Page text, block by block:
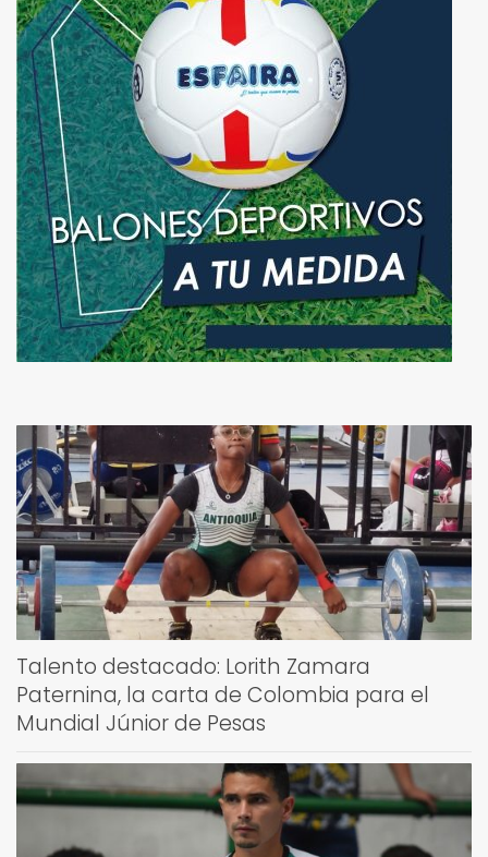
Talento destacado: Lorith Zamara
Paternina, la carta de Colombia para el
Mundial Júnior de Pesas